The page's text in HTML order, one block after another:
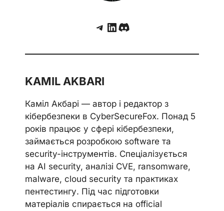
Telegram
LinkedIn
Discord
KAMIL AKBARI
Каміл Акбарі — автор і редактор з
кібербезпеки в CyberSecureFox. Понад 5
років працює у сфері кібербезпеки,
займається розробкою software та
security-інструментів. Спеціалізується
на AI security, аналізі CVE, ransomware,
malware, cloud security та практиках
пентестингу. Під час підготовки
матеріалів спирається на official